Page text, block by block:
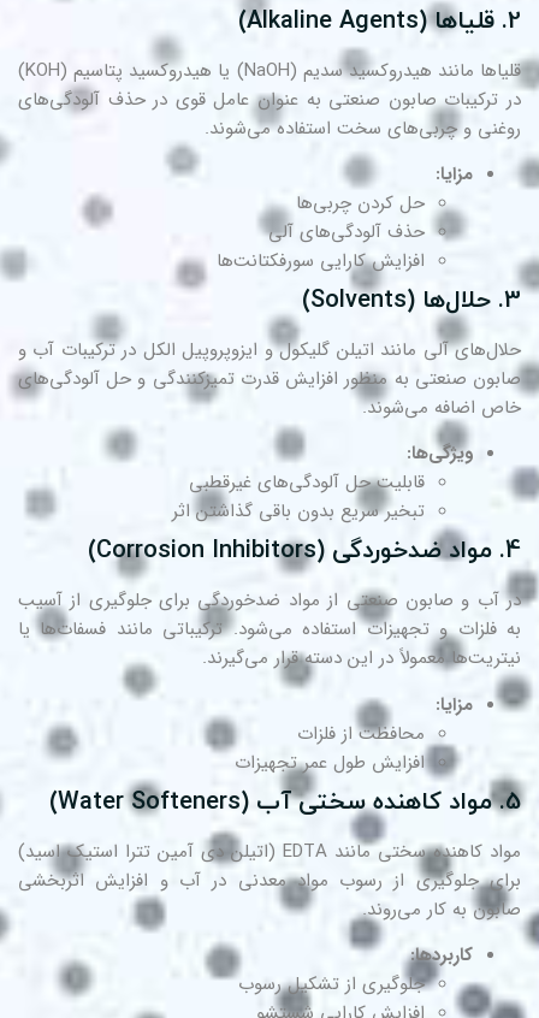
قلیاها (Alkaline Agents)
قلیاها مانند هیدروکسید سدیم (NaOH) یا هیدروکسید پتاسیم (KOH)
ترکیبات صابون صنعتی به عنوان عامل قوی در حذف آلودگی‌های
و چربی‌های سخت استفاده می‌شوند.
مزایا:
حل کردن چربی‌ها
حذف آلودگی‌های آلی
افزایش کارایی سورفکتانت‌ها
حلال‌ها (Solvents)
آلی مانند اتیلن گلیکول و ایزوپروپیل الکل در ترکیبات آب و
صنعتی به منظور افزایش قدرت تمیزکنندگی و حل آلودگی‌های
اضافه می‌شوند.
ویژگی‌ها:
قابلیت حل آلودگی‌های غیرقطبی
تبخیر سریع بدون باقی گذاشتن اثر
مواد ضدخوردگی (Corrosion Inhibitors)
آب و صابون صنعتی از مواد ضدخوردگی برای جلوگیری از آسیب
فلزات و تجهیزات استفاده می‌شود. ترکیباتی مانند فسفات‌ها یا
معمولاً در این دسته قرار می‌گیرند.
مزایا:
محافظت از فلزات
افزایش طول عمر تجهیزات
مواد کاهنده سختی آب (Water Softeners)
مواد کاهنده سختی مانند EDTA (اتیلن دی آمین تترا استیک اسید)
جلوگیری از رسوب مواد معدنی در آب و افزایش اثربخشی
به کار می‌روند.
کاربردها:
جلوگیری از تشکیل رسوب